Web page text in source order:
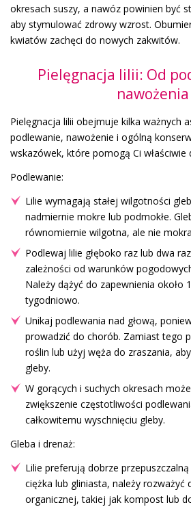
okresach suszy, a nawóz powinien być
aby stymulować zdrowy wzrost.
kwiatów zachęci do nowych zakwitów.
Pielęgnacja lilii: Od
nawożenia
Pielęgnacja lilii obejmuje kilka ważnych
podlewanie, nawożenie i ogólną
wskazówek, które pomogą Ci właściwie
Podlewanie:
Lilie wymagają stałej wilgotności
nadmiernie mokre lub podmokłe.
równomiernie wilgotna, ale nie
Podlewaj lilie głęboko raz lub dwa
zależności od warunków
Należy dążyć do zapewnienia około
tygodniowo.
Unikaj podlewania nad głową,
prowadzić do chorób. Zamiast tego
roślin lub użyj węża do zraszania,
gleby.
W gorących i suchych okresach
zwiększenie częstotliwości
całkowitemu wyschnięciu gleby.
Gleba i drenaż:
Lilie preferują dobrze
ciężka lub gliniasta, należy rozważyć
organicznej, takiej jak kompost lub